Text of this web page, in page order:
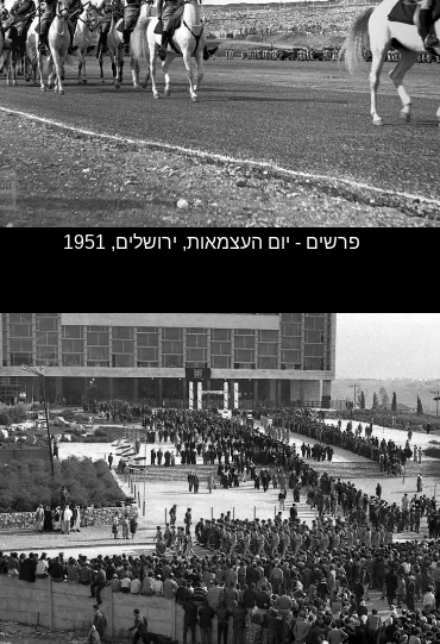
פרשים - יום העצמאות, ירושלים, 1951